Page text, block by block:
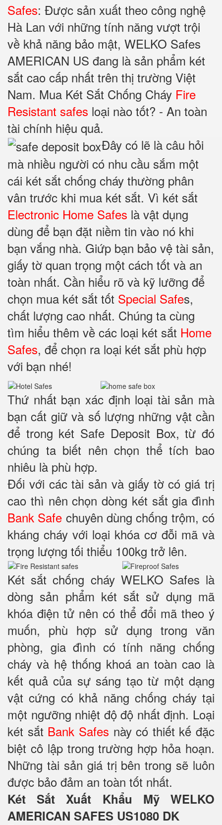
Safes: Được sản xuất theo công nghệ
Hà Lan với những tính năng vượt trội
về khả năng bảo mật, WELKO Safes
AMERICAN US đang là sản phẩm két
sắt cao cấp nhất trên thị trường Việt
Nam. Mua Két Sắt Chống Cháy Fire
Resistant safes loại nào tốt? - An toàn
tài chính hiệu quả.
Đây có lẽ là câu hỏi
mà nhiều người có nhu cầu sắm một
cái két sắt chống cháy thường phân
vân trước khi mua két sắt. Vì két sắt
Electronic Home Safes là vật dụng
dùng để bạn đặt niềm tin vào nó khi
bạn vắng nhà. Giứp bạn bảo vệ tài sản,
giấy tờ quan trọng một cách tốt và an
toàn nhất. Cần hiểu rõ và kỹ lưỡng để
chọn mua két sắt tốt Special Safes,
chất lượng cao nhất. Chúng ta cùng
tìm hiểu thêm về các loại két sắt Home
Safes, để chọn ra loại két sắt phù hợp
với bạn nhé!
Thứ nhất bạn xác định loại tài sản mà
bạn cất giữ và số lượng những vật cần
để trong két Safe Deposit Box, từ đó
chúng ta biết nên chọn thể tích bao
nhiêu là phù hợp.
Đối với các tài sản và giấy tờ có giá trị
cao thì nên chọn dòng két sắt gia đình
Bank Safe chuyên dùng chống trộm, có
kháng cháy với loại khóa cơ đỗi mã và
trọng lượng tối thiểu 100kg trở lên.
Két sắt chống cháy WELKO Safes là
dòng sản phẩm két sắt sử dụng mã
khóa điện tử nên có thể đổi mã theo ý
muốn, phù hợp sử dụng trong văn
phòng, gia đình có tính năng chống
cháy và hệ thống khoá an toàn cao là
kết quả của sự sáng tạo từ một dạng
vật cứng có khả năng chống cháy tại
một ngưỡng nhiệt độ độ nhất định. Loại
két sắt Bank Safes này có thiết kế đặc
biệt cô lập trong trường hợp hỏa hoạn.
Những tài sản giá trị bên trong sẽ luôn
được bảo đảm an toàn tốt nhất.
Két Sắt Xuất Khẩu Mỹ WELKO
AMERICAN SAFES US1080 DK